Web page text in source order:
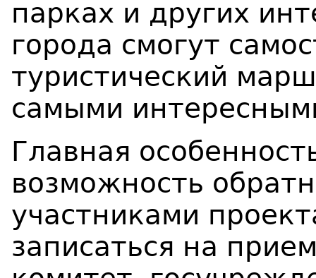
парках и других
города смогут
туристический
самыми
Главная
возможность
участниками
записаться на